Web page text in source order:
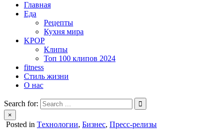
Главная
Еда
Рецепты
Кухня мира
KPOP
Клипы
Топ 100 клипов 2024
fitness
Стиль жизни
О нас
Search for:
×
Posted in Tехнологии, Бизнес, Пресс-релизы